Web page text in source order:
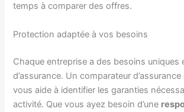
temps à comparer des offres.
Protection adaptée à vos besoins
Chaque entreprise a des besoins uniques
d’assurance. Un comparateur
vous aide à identifier les garanties
activité. Que vous ayez besoin d’une